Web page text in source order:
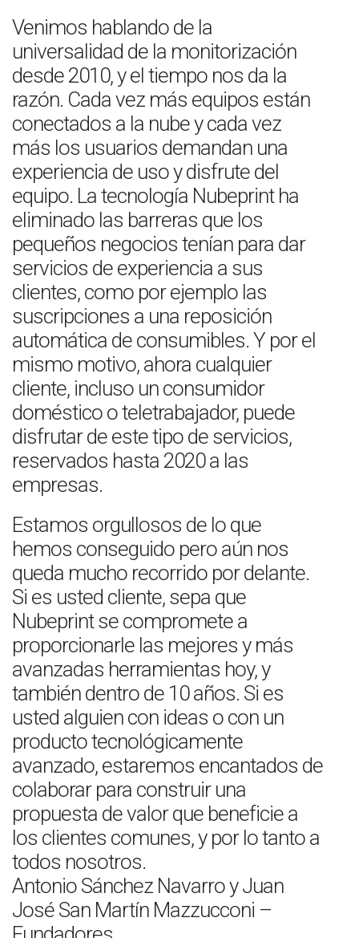
Venimos hablando de la
universalidad de la monitorización
desde 2010, y el tiempo nos da la
razón. Cada vez más equipos están
conectados a la nube y cada vez
más los usuarios demandan una
experiencia de uso y disfrute del
equipo. La tecnología Nubeprint ha
eliminado las barreras que los
pequeños negocios tenían para dar
servicios de experiencia a sus
clientes, como por ejemplo las
suscripciones a una reposición
automática de consumibles. Y por el
mismo motivo, ahora cualquier
cliente, incluso un consumidor
doméstico o teletrabajador, puede
disfrutar de este tipo de servicios,
reservados hasta 2020 a las
empresas.
Estamos orgullosos de lo que
hemos conseguido pero aún nos
queda mucho recorrido por delante.
Si es usted cliente, sepa que
Nubeprint se compromete a
proporcionarle las mejores y más
avanzadas herramientas hoy, y
también dentro de 10 años. Si es
usted alguien con ideas o con un
producto tecnológicamente
avanzado, estaremos encantados de
colaborar para construir una
propuesta de valor que beneficie a
los clientes comunes, y por lo tanto a
todos nosotros.
Antonio Sánchez Navarro y Juan
José San Martín Mazzucconi –